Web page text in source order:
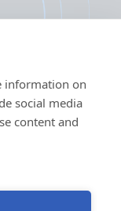
information on
social media
content and